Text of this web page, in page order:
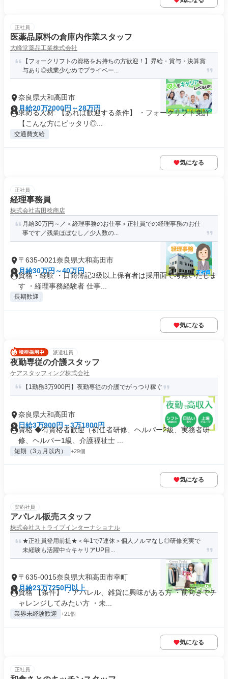
正社員
医薬品原料の倉庫内作業スタッフ
大峰堂薬品工業株式会社
【フォークリフトの資格をお持ちの方歓迎！】昇給・賞与・決算賞
与あり◎残業少なめでプライベー...
奈良県大和高田市
月給20万2000円～28万円
求める人材: 【あれば歓迎する条件】 ・フォークリフト免許
【こんな方にピッタリ◎...
交通費支給
気になる
正社員
経理事務員
株式会社吉田稔商店
月給30万円～／＜経理事務のお仕事＞正社員での経理事務のお仕
事です／残業ほぼなし／少人数の...
〒635-0021奈良県大和高田市
月給30万円～40万円
資格・経験 ・日商簿記3級以上保有者は採用面で考慮いたしま
す ・経理事務経験者 仕事...
長期歓迎
気になる
派遣社員
夜勤専従の介護スタッフ
ケアスタッフィング株式会社
【1勤務3万900円】夜勤専従の介護でがっつり稼ぐ
奈良県大和高田市
日給3万900円～3万1800円
資格 ◆有資格者歓迎（初任者研修、ヘルパー2級、実務者研
修、ヘルパー1級、介護福祉士 ...
短期（3ヵ月以内） +29個
気になる
契約社員
アパレル販売スタッフ
株式会社ストライプインターナショナル
★正社員登用前提★＜年1で7連休＞個人ノルマなし◎研修充実で
未経験も活躍中☆キャリアUP目...
〒635-0015奈良県大和高田市幸町
月給23万7250円以上
資格 【条件】 ・アパレル、雑貨に興味がある方 ・前向きでチ
ャレンジしてみたい方 ・未...
業界未経験歓迎 +21個
気になる
正社員